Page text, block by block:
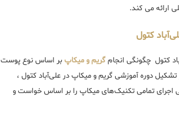
ارائه می کند.
کتول
کتول چگونگی انجامگریم و میکاپبر اساس نوع پوست
دوره آموزشی گریم و میکاپ در علی‌آباد کتول ،
اجرای تمامی تکنیک‌های میکاپ را بر اساس خواست و